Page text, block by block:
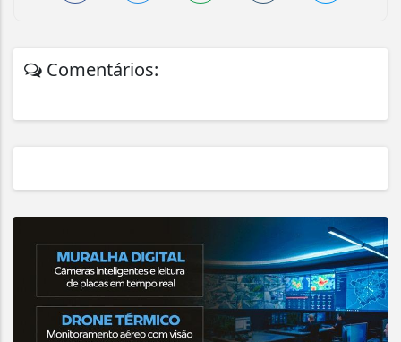
Comentários: